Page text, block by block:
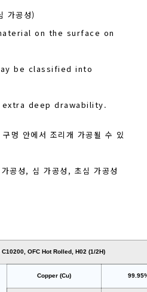
공성)
on the surface on
be classified into
deep drawability.
멍 안에서 조리개 가공될 수 있
공성, 심 가공성, 초심 가공성
C10200, OFC Hot Rolled, H02 (1/2H)
Copper (Cu)